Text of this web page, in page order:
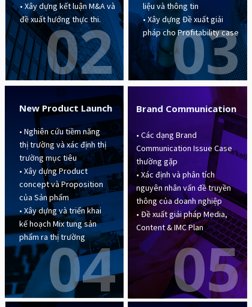
• Nghiên cứu tiềm năng
thị trường và xác định thị
trường mục tiêu
• Xây dựng Product
concept và Proposition
của Sản phẩm
• Xây dựng và triển khai
kế hoạch Mix tung sản
phẩm ra thị trường
New Product Launch
04
• Xây dựng kết luận M&A và
đề xuất hướng thực thi.
02
liệu và thông tin
• Xây dựng Đề xuất giải
pháp cho Profitability case
03
• Các dạng Brand
Communication Issue Case
thường gặp
• Xác định và phân tích
nguyên nhân vấn đề truyền
thông của doanh nghiệp
• Đề xuất giải pháp Media,
Content & IMC Plan
Brand Communication
05